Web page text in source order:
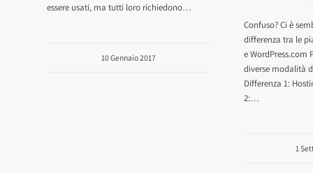
essere usati, ma tutti loro richiedono…
10 Gennaio 2017
Confuso? Ci è
differenza tra le
e WordPress.com
diverse modalità
Differenza 1:
2:…
1